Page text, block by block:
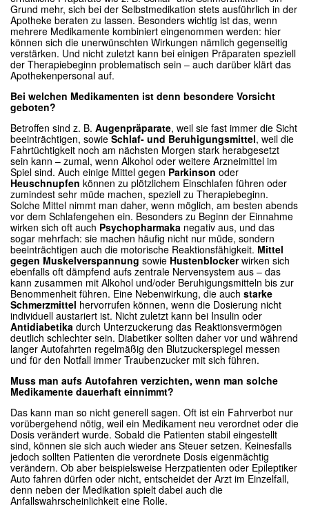
Grund mehr, sich bei der Selbstmedikation stets ausführlich in der
Apotheke beraten zu lassen. Besonders wichtig ist das, wenn
mehrere Medikamente kombiniert eingenommen werden: hier
können sich die unerwünschten Wirkungen nämlich gegenseitig
verstärken. Und nicht zuletzt kann bei einigen Präparaten speziell
der Therapiebeginn problematisch sein – auch darüber klärt das
Apothekenpersonal auf.
Bei welchen Medikamenten ist denn besondere Vorsicht
geboten?
Betroffen sind z. B. Augenpräparate, weil sie fast immer die Sicht
beeinträchtigen, sowieSchlaf- und Beruhigungsmittel, weil die
Fahrtüchtigkeit noch am nächsten Morgen stark herabgesetzt
sein kann – zumal, wenn Alkohol oder weitere Arzneimittel im
Spiel sind. Auch einige Mittel gegen Parkinson oder
Heuschnupfen können zu plötzlichem Einschlafen führen oder
zumindest sehr müde machen, speziell zu Therapiebeginn.
Solche Mittel nimmt man daher, wenn möglich, am besten abends
vor dem Schlafengehen ein. Besonders zu Beginn der Einnahme
wirken sich oft auch Psychopharmaka negativ aus, und das
sogar mehrfach: sie machen häufig nicht nur müde, sondern
beeinträchtigen auch die motorische Reaktionsfähigkeit. Mittel
gegen Muskelverspannung sowie Hustenblockerwirken sich
ebenfalls oft dämpfend aufs zentrale Nervensystem aus – das
kann zusammen mit Alkohol und/oder Beruhigungsmitteln bis zur
Benommenheit führen. Eine Nebenwirkung, die auch starke
Schmerzmittel hervorrufen können, wenn die Dosierung nicht
individuell austariert ist. Nicht zuletzt kann bei Insulin oder
Antidiabetika durch Unterzuckerung das Reaktionsvermögen
deutlich schlechter sein. Diabetiker sollten daher vor und während
langer Autofahrten regelmäßig den Blutzuckerspiegel messen
und für den Notfall immer Traubenzucker mit sich führen.
Muss man aufs Autofahren verzichten, wenn man solche
Medikamente dauerhaft einnimmt?
Das kann man so nicht generell sagen. Oft ist ein Fahrverbot nur
vorübergehend nötig, weil ein Medikament neu verordnet oder die
Dosis verändert wurde. Sobald die Patienten stabil eingestellt
sind, können sie sich auch wieder ans Steuer setzen. Keinesfalls
jedoch sollten Patienten die verordnete Dosis eigenmächtig
verändern. Ob aber beispielsweise Herzpatienten oder Epileptiker
Auto fahren dürfen oder nicht, entscheidet der Arzt im Einzelfall,
denn neben der Medikation spielt dabei auch die
Anfallswahrscheinlichkeit eine Rolle.